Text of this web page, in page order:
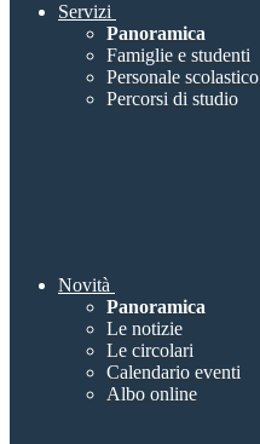
Servizi
Panoramica
Famiglie e studenti
Personale scolastico
Percorsi di studio
Novità
Panoramica
Le notizie
Le circolari
Calendario eventi
Albo online